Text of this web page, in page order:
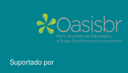
Suportado por